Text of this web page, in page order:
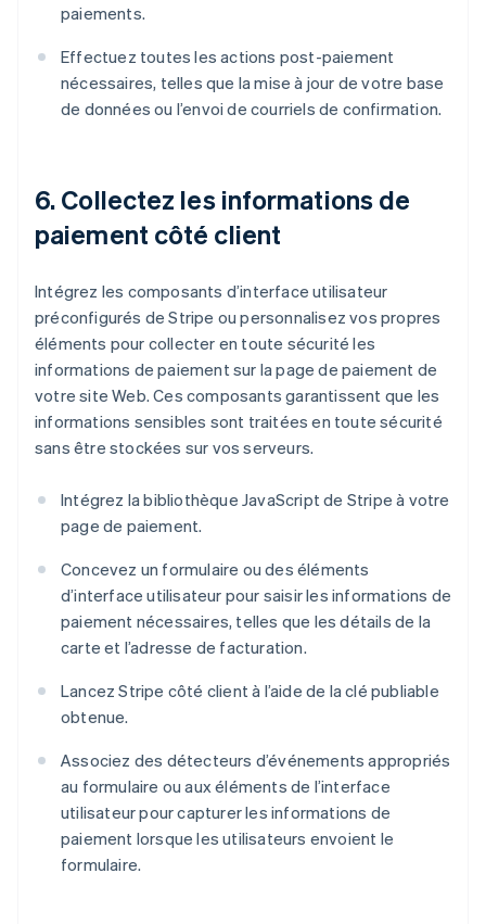
paiements.
Effectuez toutes les actions post-paiement
nécessaires, telles que la mise à jour de votre base
de données ou l’envoi de courriels de confirmation.
6. Collectez les informations de
paiement côté client
Intégrez les composants d’interface utilisateur
préconfigurés de Stripe ou personnalisez vos propres
éléments pour collecter en toute sécurité les
informations de paiement sur la page de paiement de
votre site Web. Ces composants garantissent que les
informations sensibles sont traitées en toute sécurité
sans être stockées sur vos serveurs.
Intégrez la bibliothèque JavaScript de Stripe à votre
page de paiement.
Concevez un formulaire ou des éléments
d’interface utilisateur pour saisir les informations de
paiement nécessaires, telles que les détails de la
carte et l’adresse de facturation.
Lancez Stripe côté client à l’aide de la clé publiable
obtenue.
Associez des détecteurs d’événements appropriés
au formulaire ou aux éléments de l’interface
utilisateur pour capturer les informations de
paiement lorsque les utilisateurs envoient le
formulaire.